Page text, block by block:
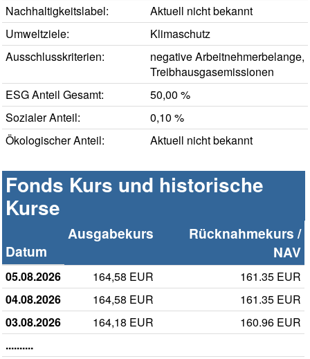
Nachhaltigkeitslabel:
Aktuell nicht bekannt
Umweltziele:
Klimaschutz
Ausschlusskriterien:
negative Arbeitnehmerbelange,
Treibhausgasemissionen
ESG Anteil Gesamt:
50,00 %
Sozialer Anteil:
0,10 %
Ökologischer Anteil:
Aktuell nicht bekannt
Fonds Kurs und historische
Kurse
Datum
Ausgabekurs
Rücknahmekurs /
NAV
05.08.2026 164,58 EUR
161.35 EUR
04.08.2026
164,58 EUR
161.35 EUR
03.08.2026
164,18 EUR
160.96 EUR
..........